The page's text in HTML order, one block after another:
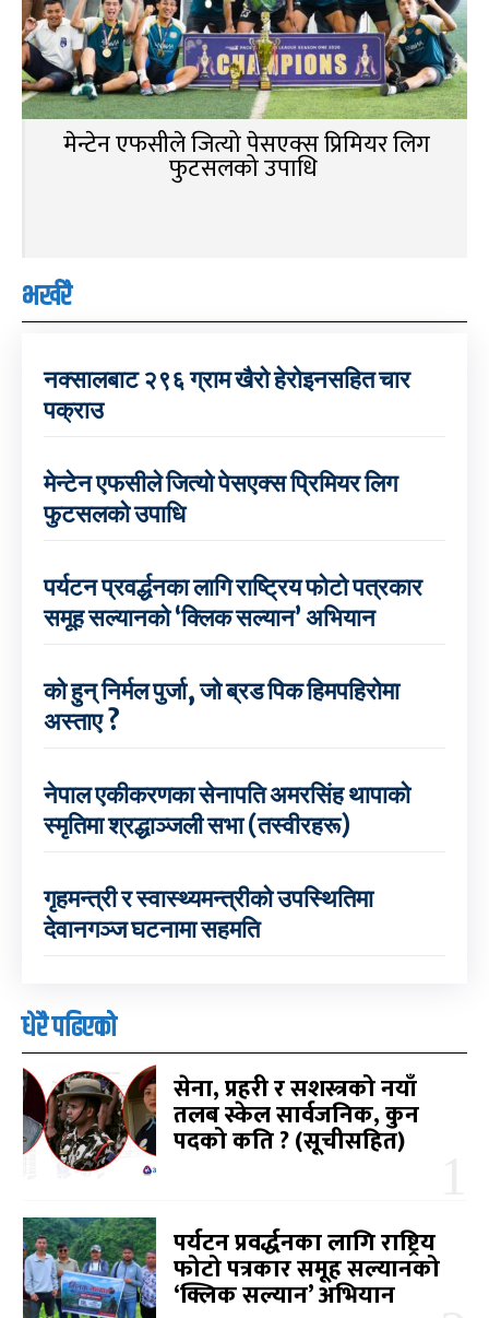
मेन्टेन एफसीले जित्यो पेसएक्स प्रिमियर लिग
फुटसलको उपाधि
भर्खरै
नक्सालबाट २९६ ग्राम खैरो हेरोइनसहित चार
पक्राउ
मेन्टेन एफसीले जित्यो पेसएक्स प्रिमियर लिग
फुटसलको उपाधि
पर्यटन प्रवर्द्धनका लागि राष्ट्रिय फोटो पत्रकार
समूह सल्यानको ‘क्लिक सल्यान’ अभियान
को हुन् निर्मल पुर्जा, जो ब्रड पिक हिमपहिरोमा
अस्ताए ?
नेपाल एकीकरणका सेनापति अमरसिंह थापाको
स्मृतिमा श्रद्धाञ्जली सभा (तस्वीरहरू)
गृहमन्त्री र स्वास्थ्यमन्त्रीको उपस्थितिमा
देवानगञ्ज घटनामा सहमति
धेरै पढिएको
सेना, प्रहरी र सशस्त्रको नयाँ
तलब स्केल सार्वजनिक, कुन
पदको कति ? (सूचीसहित)
पर्यटन प्रवर्द्धनका लागि राष्ट्रिय
फोटो पत्रकार समूह सल्यानको
‘क्लिक सल्यान’ अभियान